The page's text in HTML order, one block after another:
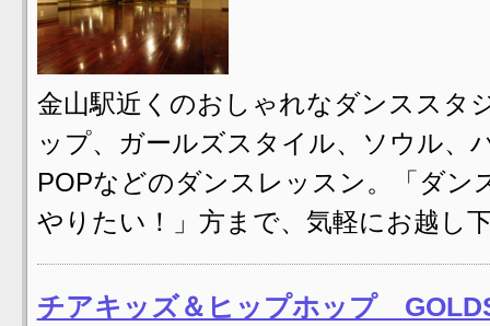
金山駅近くのおしゃれなダンススタ
ップ、ガールズスタイル、ソウル、
POPなどのダンスレッスン。「ダ
やりたい！」方まで、気軽にお越し
チアキッズ＆ヒップホップ